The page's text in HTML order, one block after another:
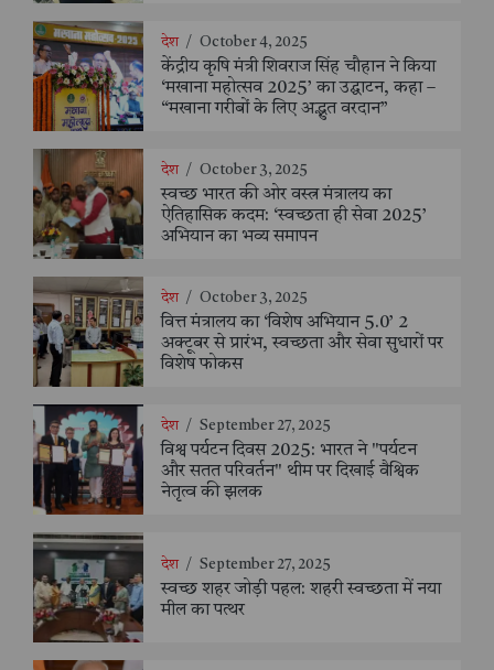
देश / October 4, 2025
केंद्रीय कृषि मंत्री शिवराज सिंह चौहान ने किया
‘मखाना महोत्सव 2025’ का उद्घाटन, कहा –
“मखाना गरीबों के लिए अद्भुत वरदान”
देश / October 3, 2025
स्वच्छ भारत की ओर वस्त्र मंत्रालय का
ऐतिहासिक कदम: ‘स्वच्छता ही सेवा 2025’
अभियान का भव्य समापन
देश / October 3, 2025
वित्त मंत्रालय का ‘विशेष अभियान 5.0’ 2
अक्टूबर से प्रारंभ, स्वच्छता और सेवा सुधारों पर
विशेष फोकस
देश / September 27, 2025
विश्व पर्यटन दिवस 2025: भारत ने "पर्यटन
और सतत परिवर्तन" थीम पर दिखाई वैश्विक
नेतृत्व की झलक
देश / September 27, 2025
स्वच्छ शहर जोड़ी पहल: शहरी स्वच्छता में नया
मील का पत्थर